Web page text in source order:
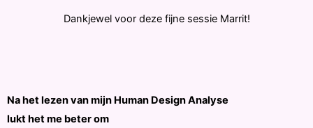
Dankjewel voor deze fijne sessie Marrit!
Na het lezen van mijn Human Design Analyse
lukt het me beter om